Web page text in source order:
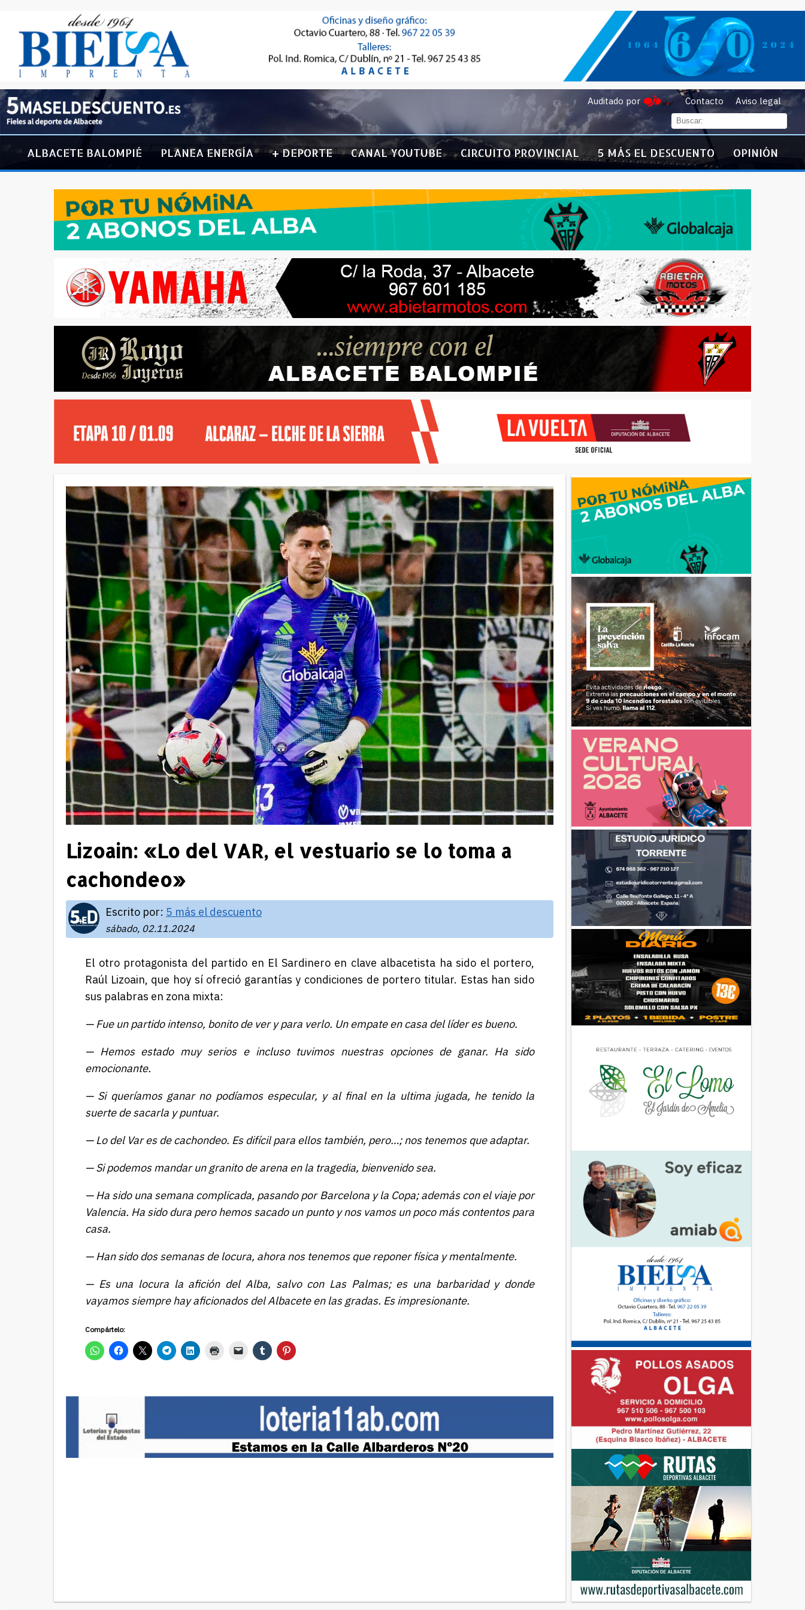
Auditado por Contacto Aviso legal
ALBACETE BALOMPIÉ PLANEA ENERGÍA + DEPORTE CANAL YOUTUBE CIRCUITO PROVINCIAL 5 MÁS EL DESCUENTO OPINIÓN
Lizoain: «Lo del VAR, el vestuario se lo toma a
cachondeo»
Escrito por: 5 más el descuento
sábado, 02.11.2024
El otro protagonista del partido en El Sardinero en clave albacetista ha sido el portero,
Raúl Lizoain, que hoy sí ofreció garantías y condiciones de portero titular. Estas han sido
sus palabras en zona mixta:
— Fue un partido intenso, bonito de ver y para verlo. Un empate en casa del líder es bueno.
— Hemos estado muy serios e incluso tuvimos nuestras opciones de ganar. Ha sido
emocionante.
— Si queríamos ganar no podíamos especular, y al final en la ultima jugada, he tenido la
suerte de sacarla y puntuar.
— Lo del Var es de cachondeo. Es difícil para ellos también, pero…; nos tenemos que adaptar.
— Si podemos mandar un granito de arena en la tragedia, bienvenido sea.
— Ha sido una semana complicada, pasando por Barcelona y la Copa; además con el viaje por
Valencia. Ha sido dura pero hemos sacado un punto y nos vamos un poco más contentos para
casa.
— Han sido dos semanas de locura, ahora nos tenemos que reponer física y mentalmente.
— Es una locura la afición del Alba, salvo con Las Palmas; es una barbaridad y donde
vayamos siempre hay aficionados del Albacete en las gradas. Es impresionante.
Compártelo: